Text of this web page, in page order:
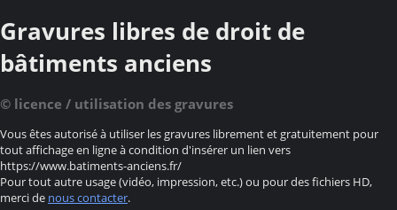
Gravures libres de droit de
bâtiments anciens
© licence / utilisation des gravures
Vous êtes autorisé à utiliser les gravures librement et gratuitement pour
tout affichage en ligne à condition d'insérer un lien vers
https://www.batiments-anciens.fr/
Pour tout autre usage (vidéo, impression, etc.) ou pour des fichiers HD,
merci de nous contacter.